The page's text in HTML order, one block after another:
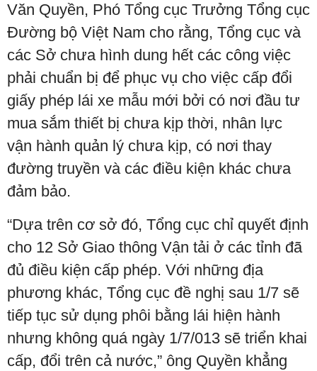
Văn Quyền, Phó Tổng cục Trưởng Tổng cục
Đường bộ Việt Nam cho rằng, Tổng cục và
các Sở chưa hình dung hết các công việc
phải chuẩn bị để phục vụ cho việc cấp đổi
giấy phép lái xe mẫu mới bởi có nơi đầu tư
mua sắm thiết bị chưa kịp thời, nhân lực
vận hành quản lý chưa kịp, có nơi thay
đường truyền và các điều kiện khác chưa
đảm bảo.
“Dựa trên cơ sở đó, Tổng cục chỉ quyết định
cho 12 Sở Giao thông Vận tải ở các tỉnh đã
đủ điều kiện cấp phép. Với những địa
phương khác, Tổng cục đề nghị sau 1/7 sẽ
tiếp tục sử dụng phôi bằng lái hiện hành
nhưng không quá ngày 1/7/013 sẽ triển khai
cấp, đổi trên cả nước,” ông Quyền khẳng